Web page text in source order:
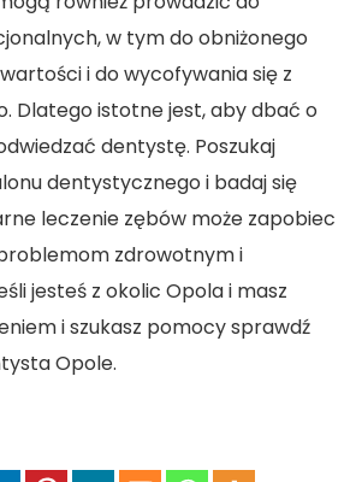
w tym do obniżonego
i do wycofywania się z
Dlatego istotne jest, aby dbać o
dentystę. Poszukaj
dentystycznego i badaj się
leczenie zębów może zapobiec
zdrowotnym i
jesteś z okolic Opola i masz
i szukasz pomocy sprawdź
Opole.